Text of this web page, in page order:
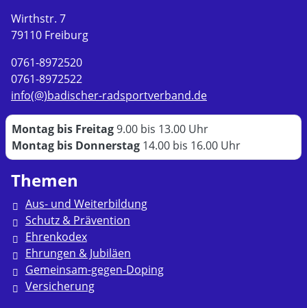
Wirthstr. 7
79110 Freiburg
0761-8972520
0761-8972522
info(@)badischer-radsportverband.de
Montag bis Freitag9.00 bis 13.00 Uhr
Montag bis Donnerstag 14.00 bis 16.00 Uhr
Themen
Aus- und Weiterbildung
Schutz & Prävention
Ehrenkodex
Ehrungen & Jubiläen
Gemeinsam-gegen-Doping
Versicherung